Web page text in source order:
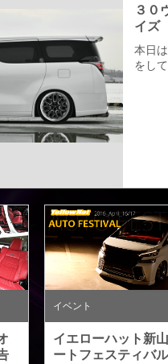
３０
イズ
本日
をし
せを
準車
生じ
して
イベント
イエローハット新
ートフェスティバル